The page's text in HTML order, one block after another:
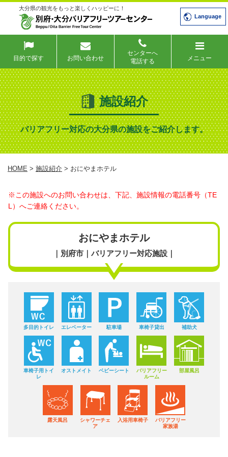
大分県の観光をもっと楽しくハッピーに！
Language
目的で探す お問い合わせ
センターへ
電話する
メニュー
施設紹介
バリアフリー対応の大分県の施設をご紹介します。
HOME > 施設紹介 > おにやまホテル
※この施設へのお問い合わせは、下記、施設情報の電話番号（TE
L）へご連絡ください。
おにやまホテル
｜別府市｜バリアフリー対応施設｜
多目的トイレ エレベーター 駐車場 車椅子貸出 補助犬
車椅子用トイ
レ
オストメイト ベビーシート
バリアフリー
ルーム
部屋風呂
露天風呂
シャワーチェ
ア
入浴用車椅子
バリアフリー
家族湯